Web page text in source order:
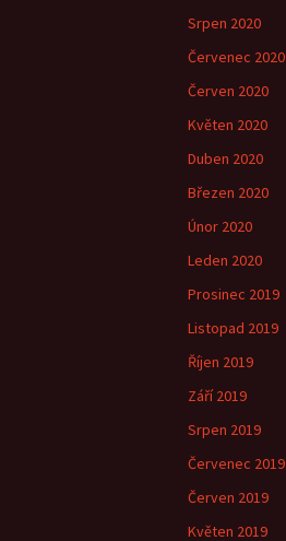
Srpen 2020
Červenec 2020
Červen 2020
Květen 2020
Duben 2020
Březen 2020
Únor 2020
Leden 2020
Prosinec 2019
Listopad 2019
Říjen 2019
Září 2019
Srpen 2019
Červenec 2019
Červen 2019
Květen 2019